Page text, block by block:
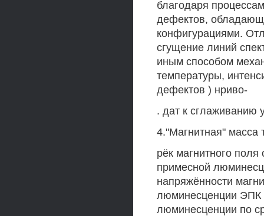
благодаря
дефектов,
конфигурациями.
сгущение линий
иным способом
температуры,
дефектов ) нриво-
. дат к сглаживанию
4."Магнитная" масса
рёк магнитного
примесной
напряжённости
люминесценции ЭПК
люминесценции по